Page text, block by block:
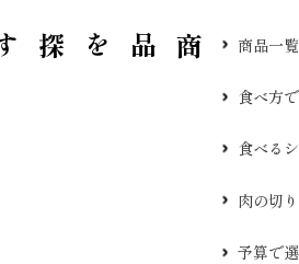
す 商品一覧
食べ方
食べる
肉の切
予算で